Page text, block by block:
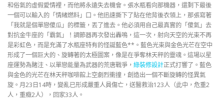
和俗氣的虛假愛情裡，而他將永遠失去機會。張水瓶看向那機器，還剩下最後
一個可以輸入的「情緒燃料」口。他迅速撕下了貼在他背後衣領上，那張寫著
「我就是個單戀傻瓜」的標籤，丟了進去。他必須用自己最真實的「傻氣」去
對抗金牛座的「霸氣」！調節器再次發出轟鳴，這一次，射向天空的光束不再
是彩虹色，而是充滿了水瓶座特有的怪誕藍色**。藍色光束與金色光芒在空中
形成了一個巨大的、旋轉著的太極圖案，像是在爭奪林天秤的靈魂。這場以星
座運勢為賭注、以單戀能量為武器的荒唐戰爭， 綠裝修設計正式打響了。藍色
與金色的光芒在林天秤咖啡館上空劇烈衝撞，創造出一個不斷旋轉的怪異氣
旋。月23日14時，變亂已形成嚴重人員傷亡，送醫救治123人（此中，危重2
人，重癥2人），回家33人。